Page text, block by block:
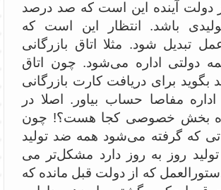
دولت آینده این است که صد درصد
باشد. انتظار این است که
تبدیل شود. مثلا اتاق بازرگانی
دولتی اداره می‌شود. چون اتاق
بگوید برای دریافت کارت بازرگانی
اداره مفاصا حساب بیاور. اصلا در
بخش خصوصی کجا هست؟! چون
که گرفته می‌شود همه ضد تولید
روز‌ به روز دارد مشکل‌تر می
که از دولت قبل مانده که